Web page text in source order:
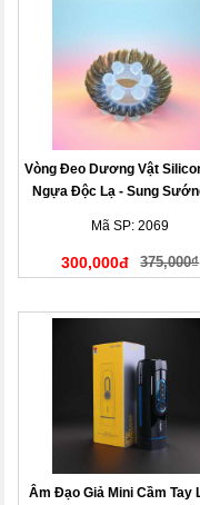
Vòng Đeo Dương Vật
Ngựa Độc Lạ - Sung
Mã SP: 2069
300,000đ 375,000₫
Âm Đạo Giả Mini Cầm Tay